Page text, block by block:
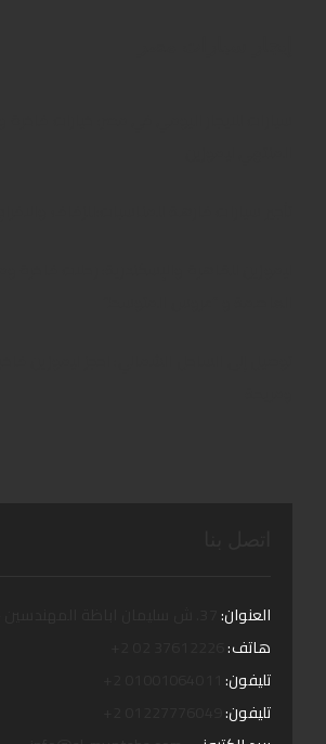
العنوان:
هاتف:
تليفون:
تليفون: